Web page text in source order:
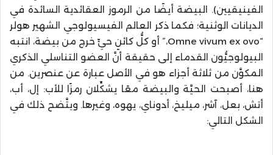
الفينيقيين). البيضة أيضًا من الرموز العقائدية السائدة في
الديانات الوثنية؛ فكما ذكر العالم الفيسيولوجي الشهير هولر
“Omne vivum ex ovo،” أو كلُّ كائنٍ حيٍّ خرج من بيضة، انتبه
البيولوجيُّون القدماء إلى حقيقة أنَّ العضو التناسلي الذكري
المكوَّن من ثلاثة أجزاء هو في الأصل عبارة عن عنصرين. من
هنا، أصبحت الحيَّة والبيضة معًا يشكِّلان رمزًا للأب: إل، أب،
أتش، بعل، آشر، ميليخ، أدوناي، يهوه، وغيرها. ويتَّضح ذلك في
الشكل التالي: